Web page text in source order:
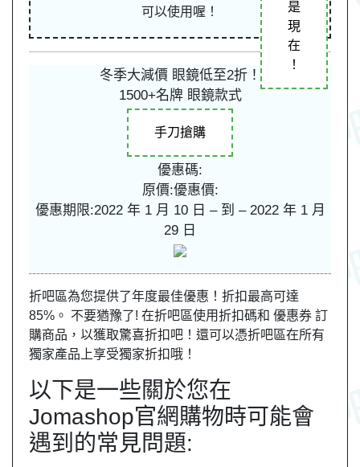
可以使用喔！
是
現
在
！
冬季大減價 眼鏡低至2折！
1500+名牌 眼鏡款式
手刀搶購
優惠碼:
原價:優惠價:
優惠期限:2022 年 1 月 10 日 – 到 – 2022 年 1 月
29 日
折吧區為您提供了年度最佳優惠！折扣最高可達
85%。 不要猶豫了! 在折吧區使用折扣碼和 優惠券 訂
購商品，以獲取驚喜折扣吧！還可以憑折吧區在所有
獨家產品上享受獨家折扣哦！
以下是一些關於您在
Jomashop官網購物時可能會
遇到的常見問題: